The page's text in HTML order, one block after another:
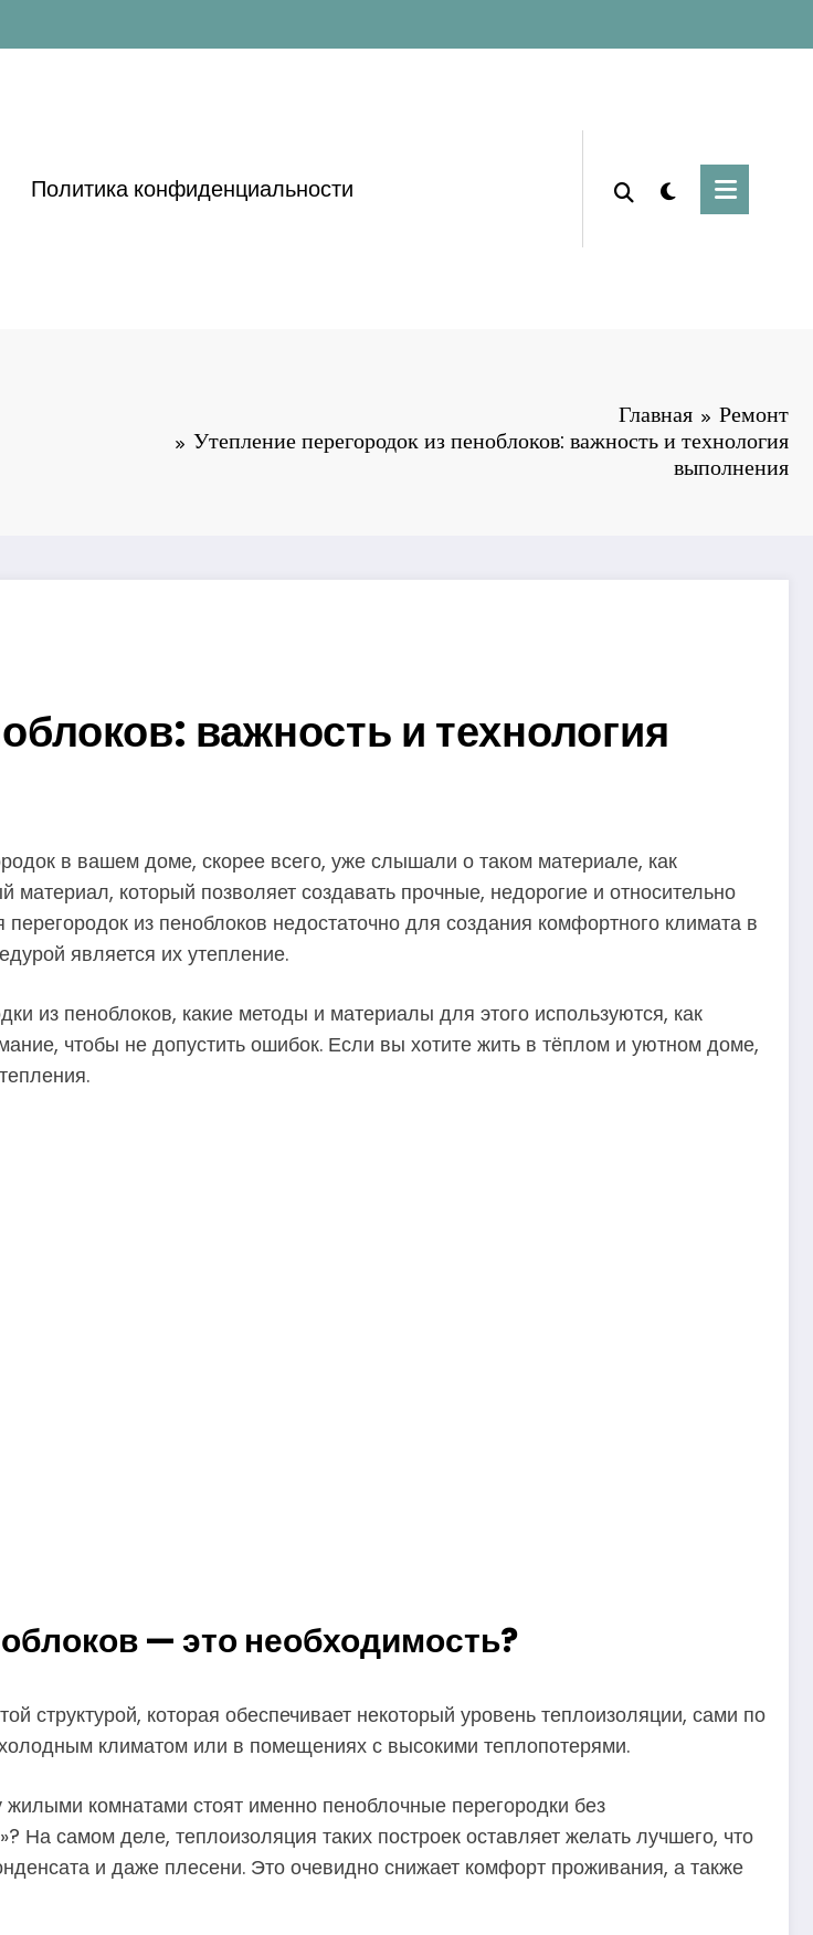
Политика конфиденциальности
Главная
Ремонт
Утепление перегородок из пеноблоков: важность и технология
выполнения
важность и технология
в вашем доме, скорее всего, уже слышали о таком материале, как
который позволяет создавать прочные, недорогие и относительно
из пеноблоков недостаточно для создания комфортного климата в
является их утепление.
из пеноблоков, какие методы и материалы для этого используются, как
чтобы не допустить ошибок. Если вы хотите жить в тёплом и уютном доме,
— это необходимость?
структурой, которая обеспечивает некоторый уровень теплоизоляции, сами по
климатом или в помещениях с высокими теплопотерями.
комнатами стоят именно пеноблочные перегородки без
На самом деле, теплоизоляция таких построек оставляет желать лучшего, что
и даже плесени. Это очевидно снижает комфорт проживания, а также